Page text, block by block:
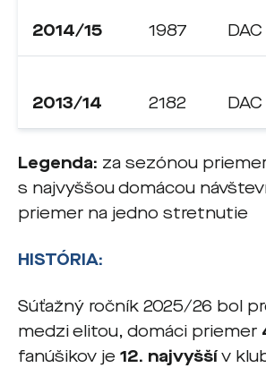
2014/15 1987 DAC
2013/14 2182 DAC
Legenda: za sezónou
s najvyššou domácou
priemer na jedno stretnutie
HISTÓRIA:
Súťažný ročník 2025/26 bol
medzi elitou, domáci priemer
fanúšikov je 12. najvyššív